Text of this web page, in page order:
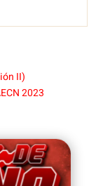
II)
2023